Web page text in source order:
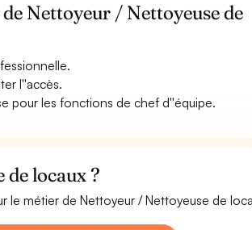
Nettoyeur / Nettoyeuse de
l''accès.
pour les fonctions de chef d''équipe.
locaux ?
le métier de Nettoyeur / Nettoyeuse de